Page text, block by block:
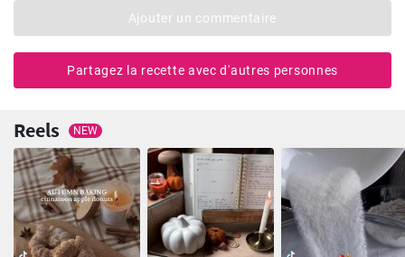
Ajouter un commentaire
Partagez la recette avec d'autres personnes
Reels NEW